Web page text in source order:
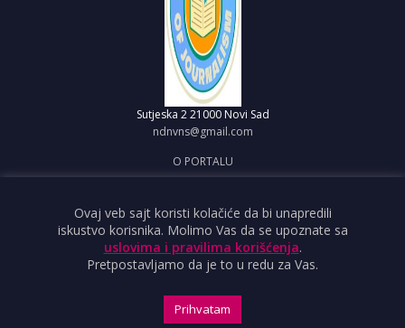
Sutjeska 2 21000 Novi Sad
ndnvns@gmail.com
O PORTALU
OBJAVI VEST
USLOVI KORIŠĆENJA
Ovaj veb sajt koristi kolačiće da bi unapredili
iskustvo korisnika. Molimo Vas da se upoznate sa
uslovima i pravilima korišćenja.
Pretpostavljamo da je to u redu za Vas.
Prihvatam